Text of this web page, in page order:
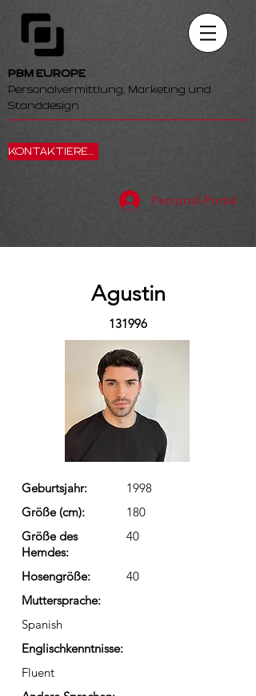
PBM EUROPE
Personalvermittlung, Marketing und
Standdesign
KONTAKTIEREN SIE UNS
Personal-Portal
Agustin
131996
Geburtsjahr:
1998
Größe (cm):
180
Größe des
Hemdes:
40
Hosengröße:
40
Muttersprache:
Spanish
Englischkenntnisse:
Fluent